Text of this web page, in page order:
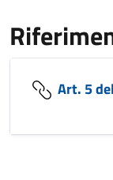
Art. 5